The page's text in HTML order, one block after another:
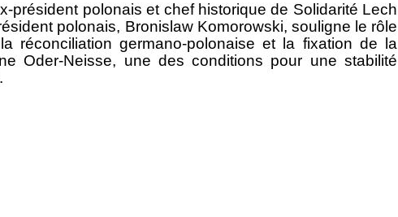
président polonais et chef historique de Solidarité Lech
polonais, Bronislaw Komorowski, souligne le rôle
réconciliation germano-polonaise et la fixation de la
Oder-Neisse, une des conditions pour une stabilité